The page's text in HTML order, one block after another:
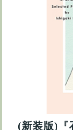
(新装版)『